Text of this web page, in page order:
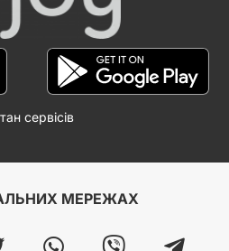
сервісів
МЕРЕЖАХ